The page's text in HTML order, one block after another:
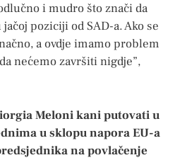
i mudro što znači da
poziciji od SAD-a. Ako se
a ovdje imamo problem
nećemo završiti nigdje”,
Meloni kani putovati u
u sklopu napora EU-a
na povlačenje